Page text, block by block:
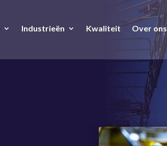
Industrieën Kwaliteit Over ons